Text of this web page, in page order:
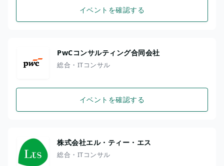
イベントを確認する
PwCコンサルティング合同会社
総合・ITコンサル
イベントを確認する
株式会社エル・ティー・エス
総合・ITコンサル